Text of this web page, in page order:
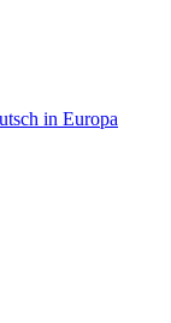
in Europa